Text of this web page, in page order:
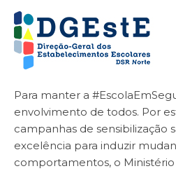
Para manter a
envolvimento de todos. Por
campanhas de sensibilização
excelência para induzir
comportamentos, o